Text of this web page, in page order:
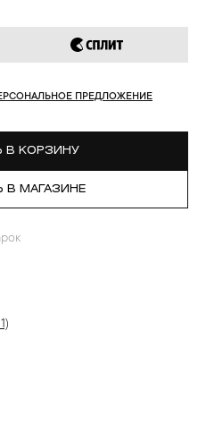
ПРЕДЛОЖЕНИЕ
В КОРЗИНУ
В МАГАЗИНЕ